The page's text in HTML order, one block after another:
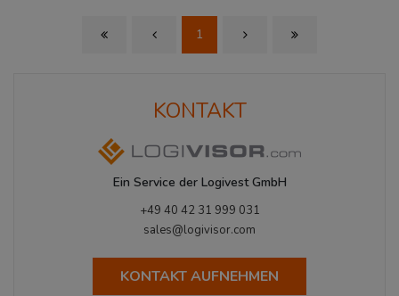
First Page Previous Page
1 Next PageLast Page
KONTAKT
Ein Service der Logivest GmbH
+49 40 42 31 999 031
sales@logivisor.com
KONTAKT AUFNEHMEN